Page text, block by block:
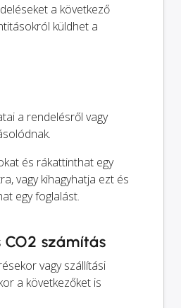
a következő
küldhet a
a rendelésről vagy
és rákattinthat egy
vagy kihagyhatja ezt és
egy foglalást.
CO2 számítás
vagy szállítási
a következőket is